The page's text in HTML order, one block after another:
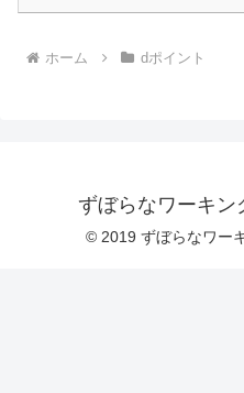
ホーム dポイント
ずぼらなワーキン
© 2019 ずぼらなワー